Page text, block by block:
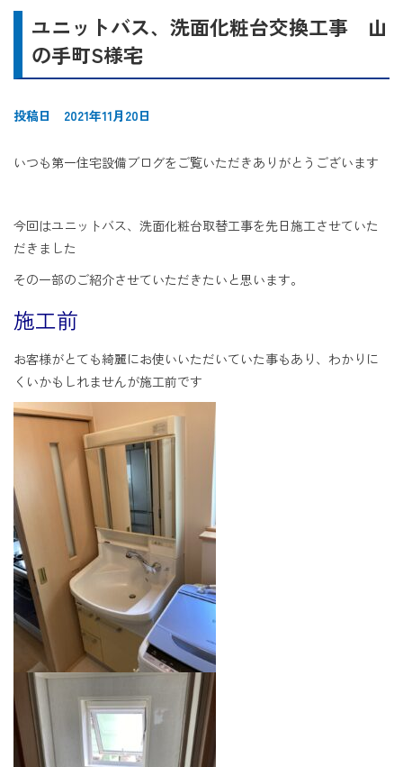
ユニットバス、洗面化粧台交換工事 山
の手町S様宅
投稿日 2021年11月20日
いつも第一住宅設備ブログをご覧いただきありがとうございます
今回はユニットバス、洗面化粧台取替工事を先日施工させていた
だきました
その一部のご紹介させていただきたいと思います。
施工前
お客様がとても綺麗にお使いいただいていた事もあり、わかりに
くいかもしれませんが施工前です